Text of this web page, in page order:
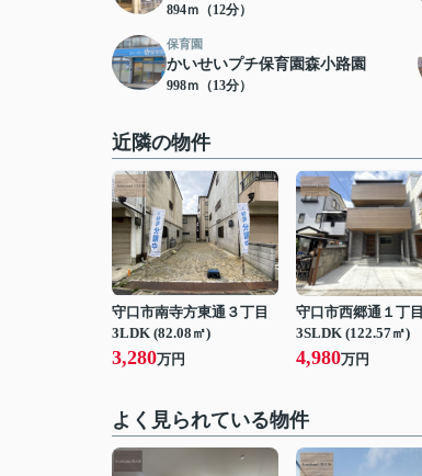
894ｍ（12分）
保育園
かいせいプチ保育園森小路園
998ｍ（13分）
近隣の物件
守口市南寺方東通３丁目
3LDK (82.08㎡)
3,280万円
守口市西郷通１丁目
3SLDK (122.57㎡)
4,980万円
よく見られている物件